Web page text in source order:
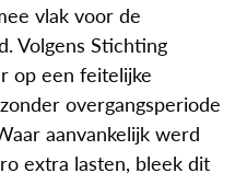
vlak voor de
Volgens Stichting
op een feitelijke
overgangsperiode
aanvankelijk werd
extra lasten, bleek dit